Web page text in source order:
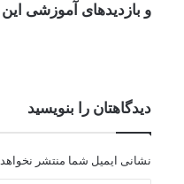
و بازدیدهای آموزشی
دیدگاهتان را بنویسید
نشانی ایمیل شما منتشر